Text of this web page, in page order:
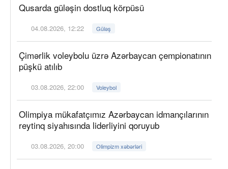
Qusarda güləşin dostluq körpüsü
04.08.2026, 12:22 Güləş
Çimərlik voleybolu üzrə Azərbaycan çempionatının
püşkü atılıb
03.08.2026, 22:00 Voleybol
Olimpiya mükafatçımız Azərbaycan idmançılarının
reytinq siyahısında liderliyini qoruyub
03.08.2026, 20:00 Olimpizm xəbərləri